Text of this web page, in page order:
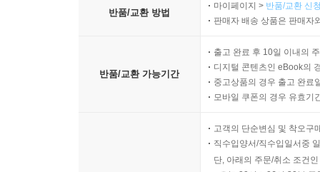
반품/교환 방법
마이페이지 > 반품/교환 신
판매자 배송 상품은 판매자
반품/교환 가능기간
출고 완료 후 10일 이내의
디지털 콘텐츠인 eBook의
중고상품의 경우 출고 완료
모바일 쿠폰의 경우 유효기
고객의 단순변심 및 착오구
직수입양서/직수입일서중
단, 아래의 주문/취소 조건